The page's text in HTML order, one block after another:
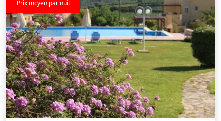
Prix moyen par nuit